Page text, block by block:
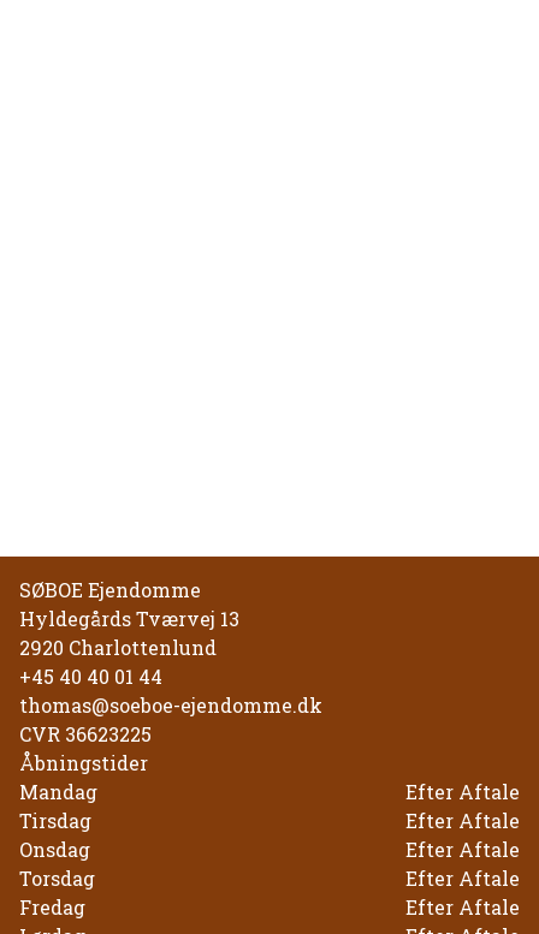
SØBOE Ejendomme
Hyldegårds Tværvej 13
2920 Charlottenlund
+45 40 40 01 44
thomas@soeboe-ejendomme.dk
CVR 36623225
Åbningstider
Mandag
Efter Aftale
Tirsdag
Efter Aftale
Onsdag
Efter Aftale
Torsdag
Efter Aftale
Fredag
Efter Aftale